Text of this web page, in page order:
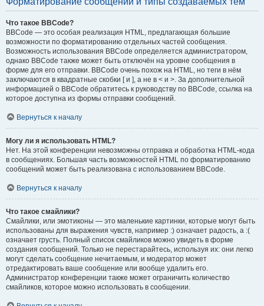
Что такое BBCode?
BBCode — это особая реализация HTML, предлагающая большие
возможности по форматированию отдельных частей сообщения.
Возможность использования BBCode определяется администратором,
однако BBCode также может быть отключён на уровне сообщения в
форме для его отправки. BBCode очень похож на HTML, но теги в нём
заключаются в квадратные скобки [ и ], а не в < и >. За дополнительной
информацией о BBCode обратитесь к руководству по BBCode, ссылка на
которое доступна из формы отправки сообщений.
Вернуться к началу
Могу ли я использовать HTML?
Нет. На этой конференции невозможны отправка и обработка HTML-кода
в сообщениях. Большая часть возможностей HTML по форматированию
сообщений может быть реализована с использованием BBCode.
Вернуться к началу
Что такое смайлики?
Смайлики, или эмотиконы — это маленькие картинки, которые могут быть
использованы для выражения чувств, например :) означает радость, а :(
означает грусть. Полный список смайликов можно увидеть в форме
создания сообщений. Только не перестарайтесь, используя их: они легко
могут сделать сообщение нечитаемым, и модератор может
отредактировать ваше сообщение или вообще удалить его.
Администратор конференции также может ограничить количество
смайликов, которое можно использовать в сообщении.